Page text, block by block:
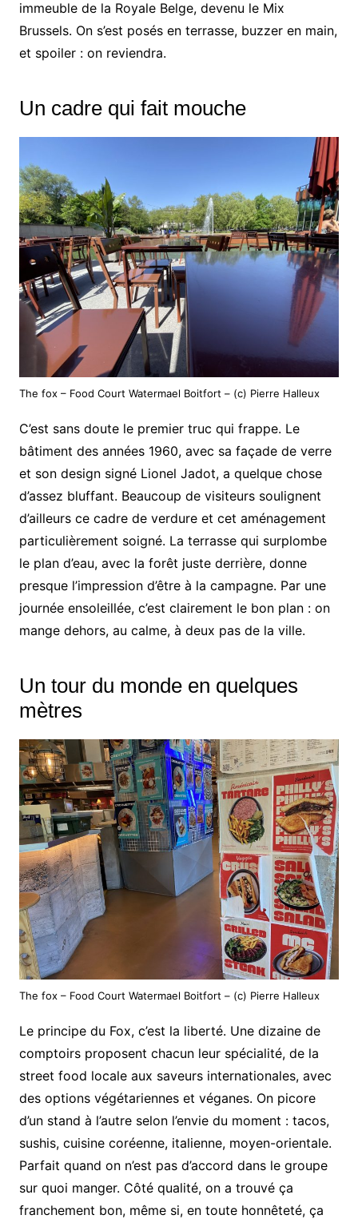
immeuble de la Royale Belge, devenu le Mix
Brussels. On s’est posés en terrasse, buzzer en main,
et spoiler : on reviendra.
Un cadre qui fait mouche
The fox – Food Court Watermael Boitfort – (c) Pierre Halleux
C’est sans doute le premier truc qui frappe. Le
bâtiment des années 1960, avec sa façade de verre
et son design signé Lionel Jadot, a quelque chose
d’assez bluffant. Beaucoup de visiteurs soulignent
d’ailleurs ce cadre de verdure et cet aménagement
particulièrement soigné. La terrasse qui surplombe
le plan d’eau, avec la forêt juste derrière, donne
presque l’impression d’être à la campagne. Par une
journée ensoleillée, c’est clairement le bon plan : on
mange dehors, au calme, à deux pas de la ville.
Un tour du monde en quelques
mètres
The fox – Food Court Watermael Boitfort – (c) Pierre Halleux
Le principe du Fox, c’est la liberté. Une dizaine de
comptoirs proposent chacun leur spécialité, de la
street food locale aux saveurs internationales, avec
des options végétariennes et véganes. On picore
d’un stand à l’autre selon l’envie du moment : tacos,
sushis, cuisine coréenne, italienne, moyen-orientale.
Parfait quand on n’est pas d’accord dans le groupe
sur quoi manger. Côté qualité, on a trouvé ça
franchement bon, même si, en toute honnêteté, ça